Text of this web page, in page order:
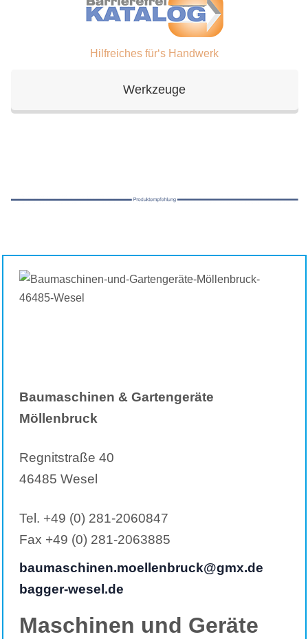
Hilfreiches für‘s Handwerk
Werkzeuge
Baumaschinen & Gartengeräte
Möllenbruck
Regnitstraße 40
46485 Wesel
Tel. +49 (0) 281-2060847
Fax +49 (0) 281-2063885
baumaschinen.moellenbruck@gmx.de
bagger-wesel.de
Maschinen und Geräte